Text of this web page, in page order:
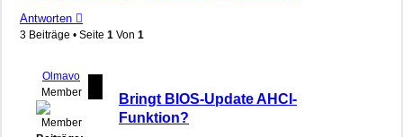
Antworten
3 Beiträge • Seite 1 Von 1
Olmavo
Member
Bringt BIOS-Update AHCI-
Funktion?